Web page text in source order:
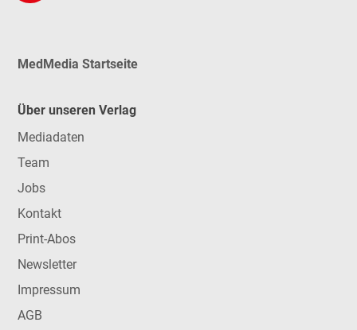
MedMedia Startseite
Über unseren Verlag
Mediadaten
Team
Jobs
Kontakt
Print-Abos
Newsletter
Impressum
AGB